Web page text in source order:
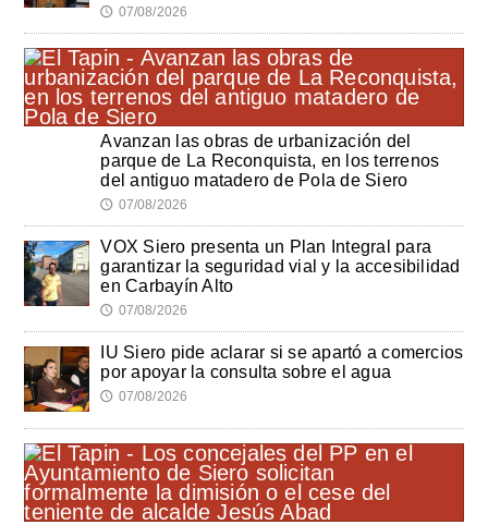
🕔 07/08/2026
Avanzan las obras de urbanización del
parque de La Reconquista, en los terrenos
del antiguo matadero de Pola de Siero
🕔 07/08/2026
VOX Siero presenta un Plan Integral para
garantizar la seguridad vial y la accesibilidad
en Carbayín Alto
🕔 07/08/2026
IU Siero pide aclarar si se apartó a comercios
por apoyar la consulta sobre el agua
🕔 07/08/2026